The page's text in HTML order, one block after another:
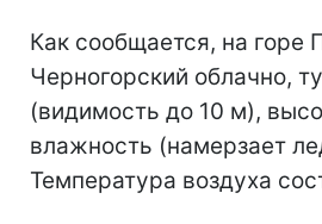
Как сообщается, на горе
Черногорский облачно,
(видимость до 10 м),
влажность (намерзает
Температура воздуха